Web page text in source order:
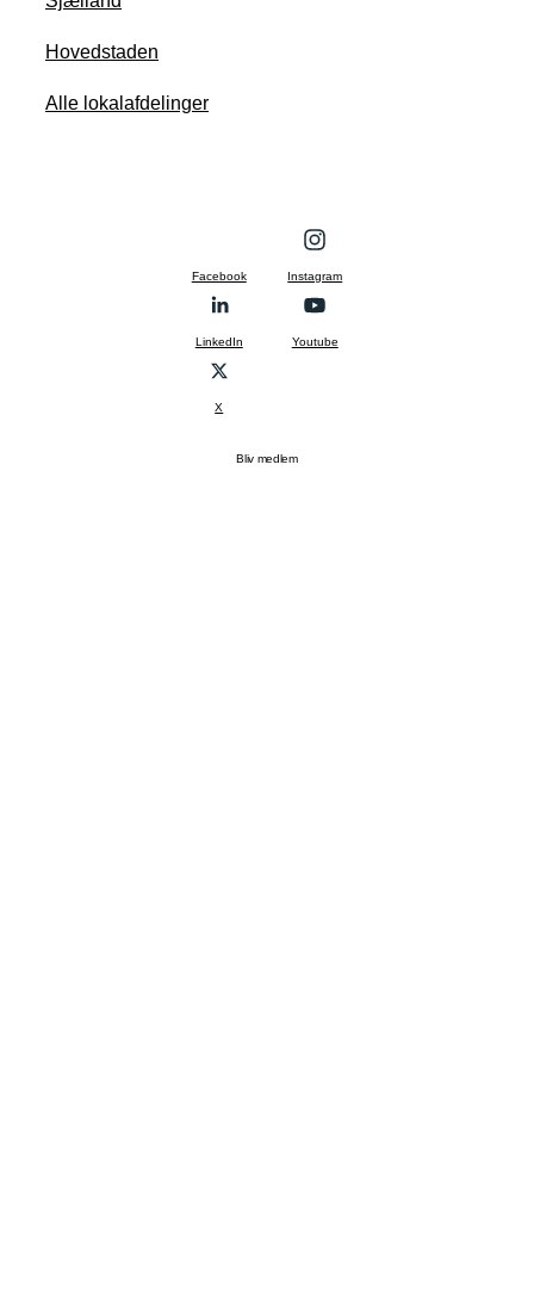
Hovedstaden
Alle lokalafdelinger
Facebook Instagram
LinkedIn Youtube
X
Bliv medlem